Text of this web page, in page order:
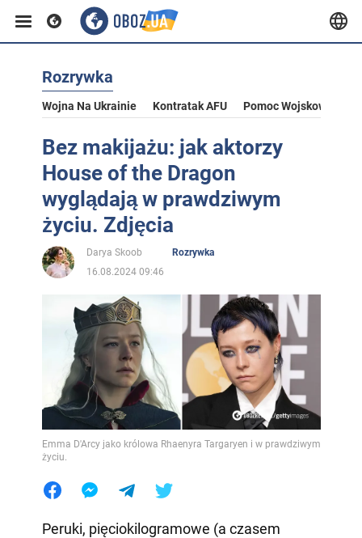
Rozrywka
Wojna Na Ukrainie Kontratak AFU Pomoc Wojskowa Dla
Bez makijażu: jak aktorzy
House of the Dragon
wyglądają w prawdziwym
życiu. Zdjęcia
Darya Skoob
Rozrywka
16.08.2024 09:46
Emma D'Arcy jako królowa Rhaenyra Targaryen i w prawdziwym
życiu.
Peruki, pięciokilogramowe (a czasem